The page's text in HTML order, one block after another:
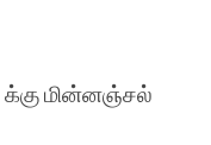
க்கு மின்னஞ்சல்